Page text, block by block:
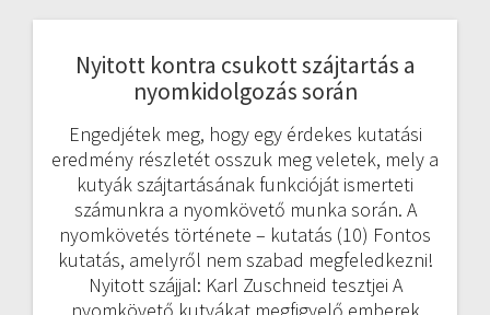
Nyitott kontra csukott szájtartás a
nyomkidolgozás során
Engedjétek meg, hogy egy érdekes kutatási
eredmény részletét osszuk meg veletek, mely a
kutyák szájtartásának funkcióját ismerteti
számunkra a nyomkövető munka során. A
nyomkövetés története – kutatás (10) Fontos
kutatás, amelyről nem szabad megfeledkezni!
Nyitott szájjal: Karl Zuschneid tesztjei A
nyomkövető kutyákat megfigyelő emberek